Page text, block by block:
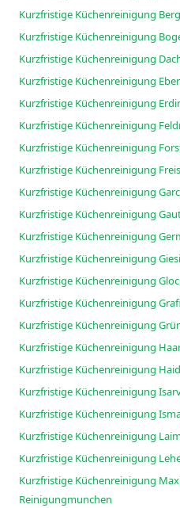
Kurzfristige Küchenreinigung
Kurzfristige Küchenreinigung
Kurzfristige Küchenreinigung
Kurzfristige Küchenreinigung
Kurzfristige Küchenreinigung
Kurzfristige Küchenreinigung
Kurzfristige Küchenreinigung
Kurzfristige Küchenreinigung
Kurzfristige Küchenreinigung
Kurzfristige Küchenreinigung
Kurzfristige Küchenreinigung
Kurzfristige Küchenreinigung
Kurzfristige Küchenreinigung
Kurzfristige Küchenreinigung
Kurzfristige Küchenreinigung
Kurzfristige Küchenreinigung
Kurzfristige Küchenreinigung
Kurzfristige Küchenreinigung
Kurzfristige Küchenreinigung
Kurzfristige Küchenreinigung
Kurzfristige Küchenreinigung
Kurzfristige Küchenreinigung
Reinigungmunchen